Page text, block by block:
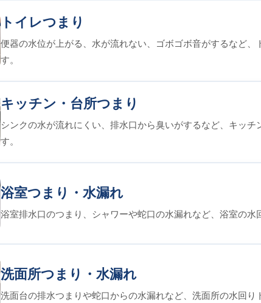
トイレつまり
便器の水位が上がる、水が流れない、ゴボゴボ音がするなど、
す。
キッチン・台所つまり
シンクの水が流れにくい、排水口から臭いがするなど、キッチ
す。
浴室つまり・水漏れ
浴室排水口のつまり、シャワーや蛇口の水漏れなど、浴室の水
洗面所つまり・水漏れ
洗面台の排水つまりや蛇口からの水漏れなど、洗面所の水回り